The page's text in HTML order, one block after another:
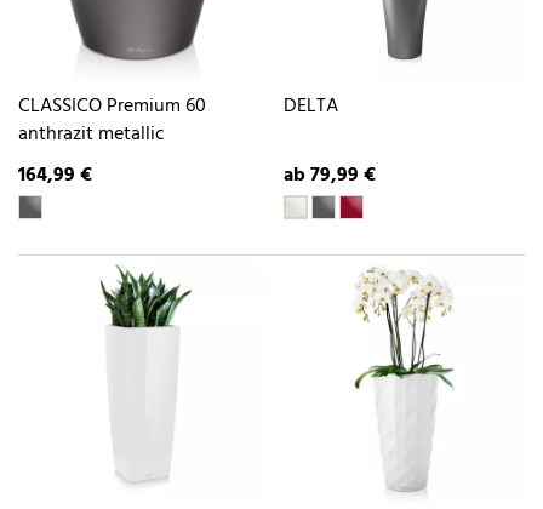
CLASSICO Premium 60
anthrazit metallic
164,99 €
DELTA
ab 79,99 €